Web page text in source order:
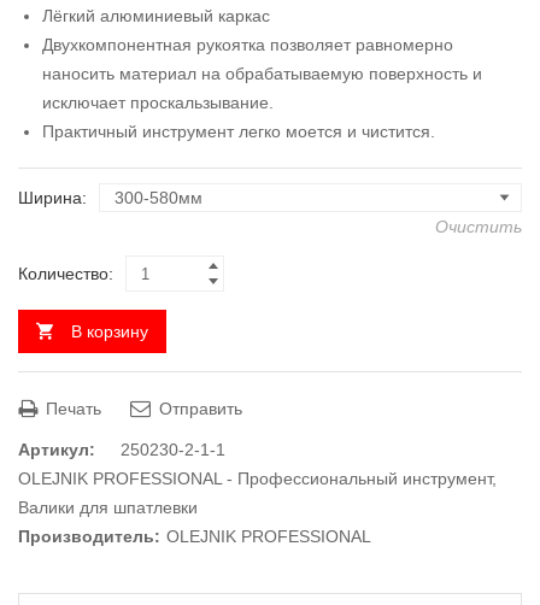
Лёгкий алюминиевый каркас
Двухкомпонентная рукоятка позволяет равномерно
наносить материал на обрабатываемую поверхность и
исключает проскальзывание.
Практичный инструмент легко моется и чистится.
Ширина
Очистить
Количество:
В корзину
Печать Отправить
Артикул:
250230-2-1-1
OLEJNIK PROFESSIONAL - Профессиональный инструмент,
Валики для шпатлевки
Производитель: OLEJNIK PROFESSIONAL